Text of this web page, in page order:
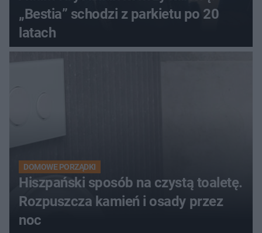
„Bestia” schodzi z parkietu po 20
latach
DOMOWE PORZĄDKI
Hiszpański sposób na czystą toaletę.
Rozpuszcza kamień i osady przez
noc